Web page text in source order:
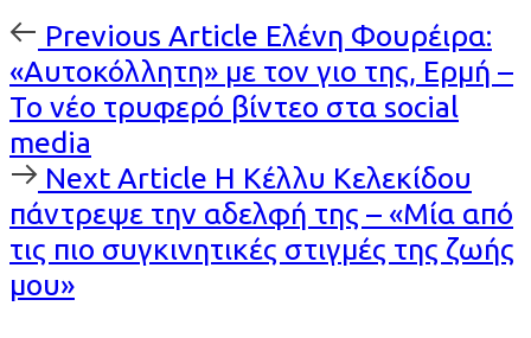
Previous
Article
Previous Article Ελένη Φουρέιρα:
«Αυτοκόλλητη» με τον γιο της, Ερμή –
Το νέο τρυφερό βίντεο στα social
media
Next
Article
Next Article Η Κέλλυ Κελεκίδου
πάντρεψε την αδελφή της – «Μία από
τις πιο συγκινητικές στιγμές της ζωής
μου»